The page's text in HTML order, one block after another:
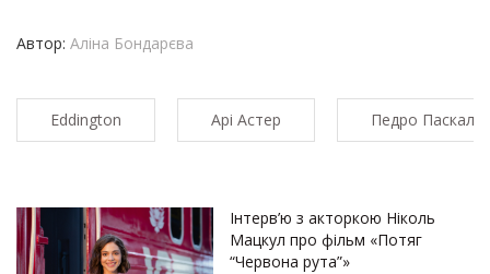
Автор: Аліна Бондарєва
Eddington Арі Астер Педро Паскаль
Інтерв’ю з акторкою Ніколь
Мацкул про фільм «Потяг
“Червона рута”»